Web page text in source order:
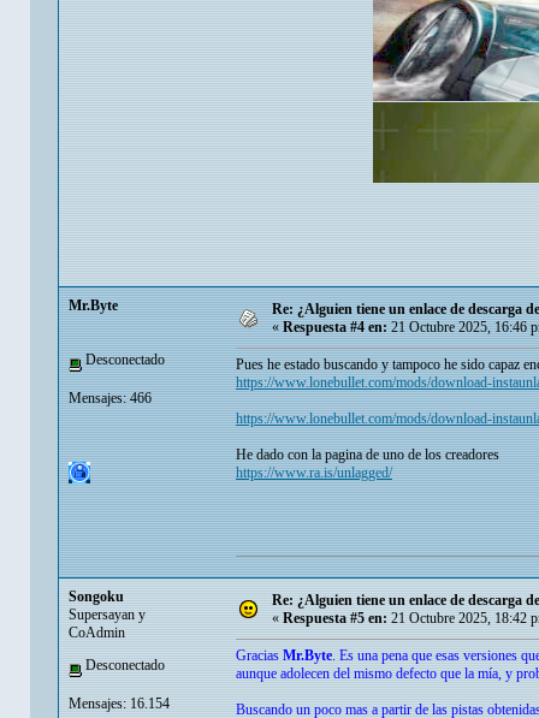
Mr.Byte
Desconectado
Mensajes: 466
Re: ¿Alguien tiene un enlace de descarga
«Respuesta #4 en:21 Octubre 2025, 16:46
Pues he estado buscando y tampoco he sido capaz
https://www.lonebullet.com/mods/download-
https://www.lonebullet.com/mods/download-
He dado con la pagina de uno de los creadores
https://www.ra.is/unlagged/
Songoku
Supersayan y
CoAdmin
Desconectado
Mensajes: 16.154
Re: ¿Alguien tiene un enlace de descarga
« Respuesta #5 en: 21 Octubre 2025, 18:42
Gracias Mr.Byte. Es una pena que esas versiones
aunque adolecen del mismo defecto que la mía, y
Buscando un poco mas a partir de las pistas